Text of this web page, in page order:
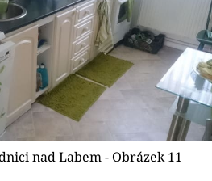
nad Labem - Obrázek 11